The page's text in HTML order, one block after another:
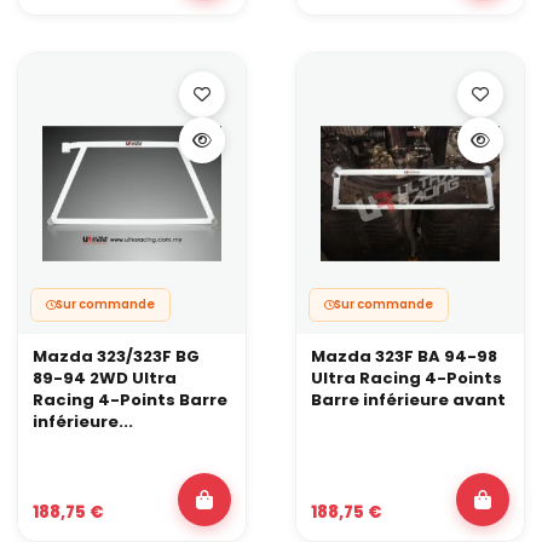
contrainte. Une barre inférieure aide à garder le châssis stable et
Sur commande
Mazda 323/323F BG
89-94 2WD Ultra
Racing 4-Points Barre
inférieure...
188,75 €
Sur commande
Mazda 323F BA 94-98
Ultra Racing 4-Points
Barre inférieure avant
188,75 €